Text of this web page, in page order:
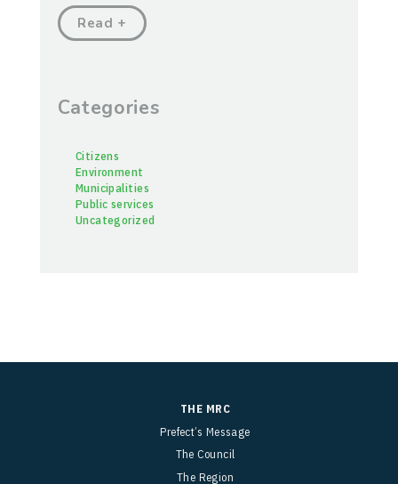
Read +
Categories
Citizens
Environment
Municipalities
Public services
Uncategorized
THE MRC
Prefect’s Message
The Council
The Region